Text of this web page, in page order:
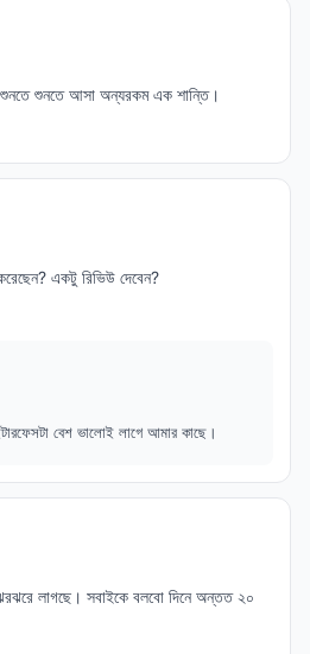
শুনতে শুনতে আসা অন্যরকম এক শান্তি।
একটু রিভিউ দেবেন?
বেশ ভালোই লাগে আমার কাছে।
লাগছে। সবাইকে বলবো দিনে অন্তত ২০